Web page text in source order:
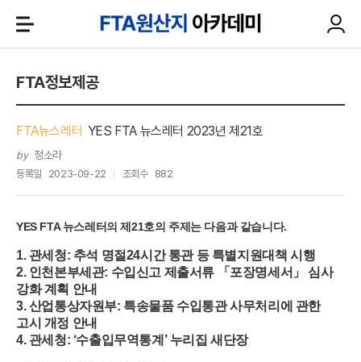
FTA정보제공
FTA뉴스레터 YES FTA 뉴스레터 2023년 제21호
by 정소라
등록일 2023-09-22 조회수 882
YES FTA 뉴스레터의 제21호의 주제는 다음과 같습니다.
1. 관세청: 추석 명절24시간 통관 등 특별지원대책 시행
2. 인천본부세관: 수입신고 제출서류 「포장명세서」 심사
강화 계획 안내
3. 산업통상자원부: 특송물품 수입통관 사무처리에 관한
고시 개정 안내
4. 관세청: ‘수출입무역통계’ 누리집 새단장